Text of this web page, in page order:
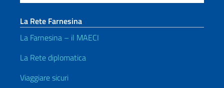
La Rete Farnesina
La Farnesina – il MAECI
La Rete diplomatica
Viaggiare sicuri